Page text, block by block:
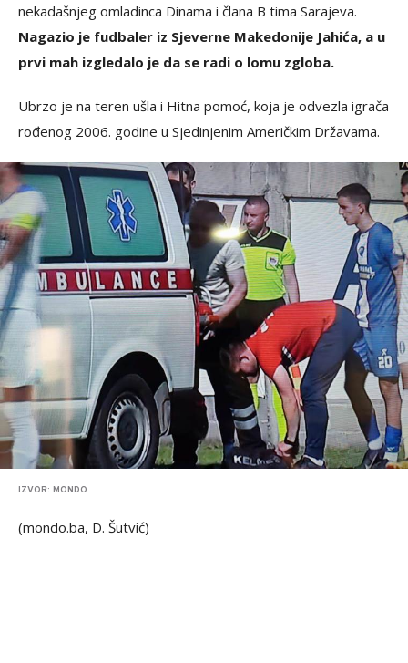
nekadašnjeg omladinca Dinama i člana B tima Sarajeva.
Nagazio je fudbaler iz Sjeverne Makedonije Jahića, a u
prvi mah izgledalo je da se radi o lomu zgloba.
Ubrzo je na teren ušla i Hitna pomoć, koja je odvezla igrača
rođenog 2006. godine u Sjedinjenim Američkim Državama.
IZVOR: MONDO
(mondo.ba, D. Šutvić)